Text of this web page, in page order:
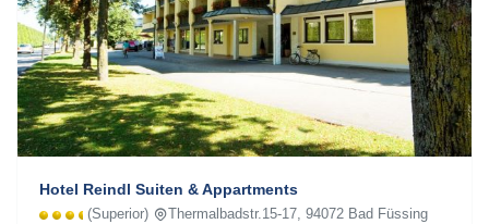
Hotel Reindl Suiten & Appartments
(Superior) Thermalbadstr.15-17, 94072 Bad Füssing